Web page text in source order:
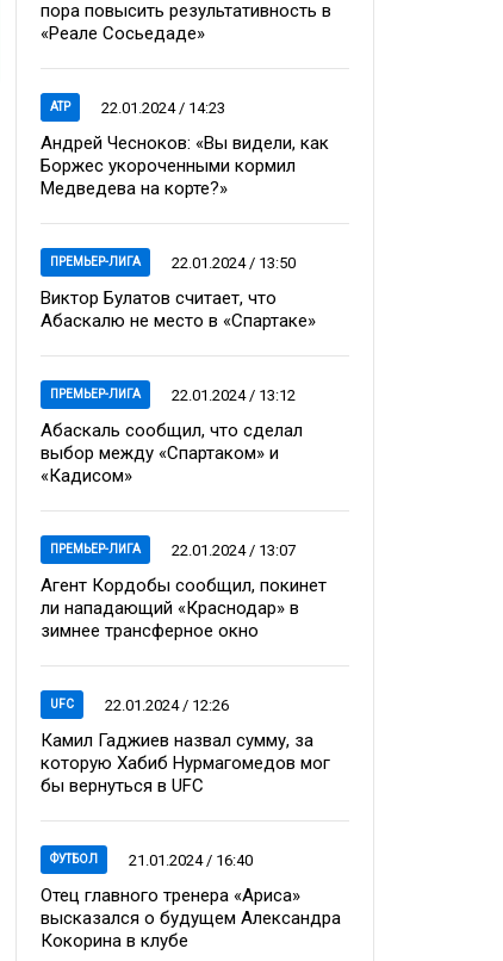
пора повысить результативность в
«Реале Сосьедаде»
ATP 22.01.2024 / 14:23
Андрей Чесноков: «Вы видели, как
Боржес укороченными кормил
Медведева на корте?»
ПРЕМЬЕР-ЛИГА 22.01.2024 / 13:50
Виктор Булатов считает, что
Абаскалю не место в «Спартаке»
ПРЕМЬЕР-ЛИГА 22.01.2024 / 13:12
Абаскаль сообщил, что сделал
выбор между «Спартаком» и
«Кадисом»
ПРЕМЬЕР-ЛИГА 22.01.2024 / 13:07
Агент Кордобы сообщил, покинет
ли нападающий «Краснодар» в
зимнее трансферное окно
UFC 22.01.2024 / 12:26
Камил Гаджиев назвал сумму, за
которую Хабиб Нурмагомедов мог
бы вернуться в UFC
ФУТБОЛ 21.01.2024 / 16:40
Отец главного тренера «Ариса»
высказался о будущем Александра
Кокорина в клубе